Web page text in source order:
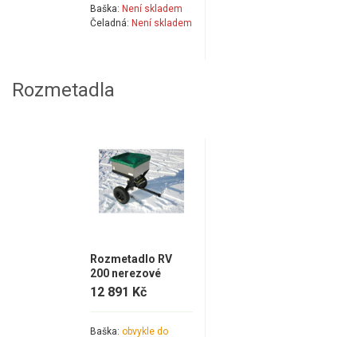
Baška: Není skladem
Čeladná: Není skladem
Rozmetadla
Rozmetadlo RV
200 nerezové
12 891 Kč
Baška: obvykle do